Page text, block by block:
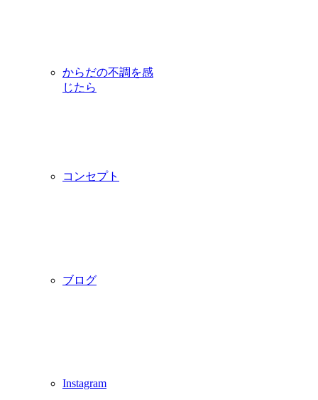
からだの不調を感
じたら
コンセプト
ブログ
Instagram